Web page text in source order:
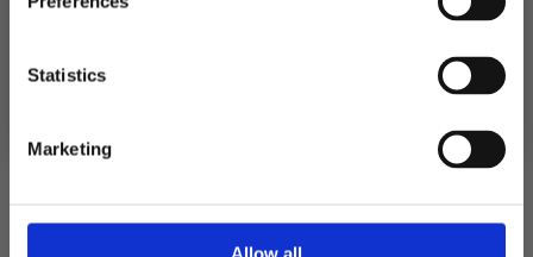
Statistics
Marketing